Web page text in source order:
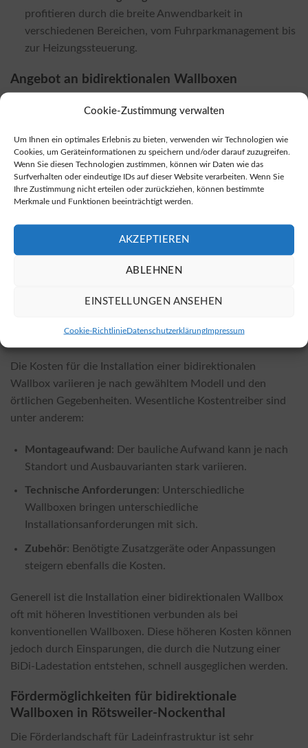
Cookie-Zustimmung verwalten
Um Ihnen ein optimales Erlebnis zu bieten, verwenden wir Technologien wie
Cookies, um Geräteinformationen zu speichern und/oder darauf zuzugreifen.
Wenn Sie diesen Technologien zustimmen, können wir Daten wie das
Surfverhalten oder eindeutige IDs auf dieser Website verarbeiten. Wenn Sie
Ihre Zustimmung nicht erteilen oder zurückziehen, können bestimmte
Merkmale und Funktionen beeinträchtigt werden.
AKZEPTIEREN
ABLEHNEN
EINSTELLUNGEN ANSEHEN
Cookie-RichtlinieDatenschutzerklärungImpressum
profitieren durch die breite Anwendbarkeit in
verschiedenen Bereichen, vom Fuhrparkmanagement bis
zur Heizungssteuerung.
Angebot an bidirektionalen Wallboxen
kontinuierlich. Eine Vielzahl von Anbietern offeriert
mittlerweile unterschiedliche Modelle und Lösungen. Eine
umfassende Übersicht der auf dem Markt verfügbaren
bidirektionalen Wallboxen erhalten Sie in dieser
Übersicht
der bidirektionalen Ladestationen.
Sie können bidirektionale Wallboxen sowohl bei
erwerben. In der Regel sind die Preise in Online-Shops
deutlich günstiger als im stationären Handel. Zuverlässige
Die Kosten für die Installation einer bidirektionalen
Wallbox variieren je nach gewähltem Modell und den
örtlichen Gegebenheiten. Wesentliche Kostentreiber sind
unter anderem:
Montageaufwand : Der bauliche Aufwand kann je nach
Standort und Ausbauvarianten stark variieren.
Technische Anforderungen: Unterschiedliche
Wallboxen bringen unterschiedliche
Installationsanforderungen mit sich.
Zubehör: Benötigte Zusatzgeräte oder Anpassungen
steigern ebenfalls die Kosten.
Generell ist die Installation einer bidirektionalen Wallbox
oft mit höheren Investitionen verbunden als bei
konventionellen Wallboxen. Diese höheren Kosten können
jedoch durch Einsparungen, die durch die Nutzung einer
BiDi-Ladestation entstehen, schnell ausgeglichen werden.
Fördermöglichkeiten für bidirektionale
Wallboxen in Rötsweiler-Nockenthal
Die Förderlandschaft für Ladeinfrastruktur ist sehr